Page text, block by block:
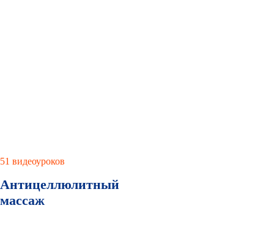
51 видеоуроков
Антицеллюлитный
массаж